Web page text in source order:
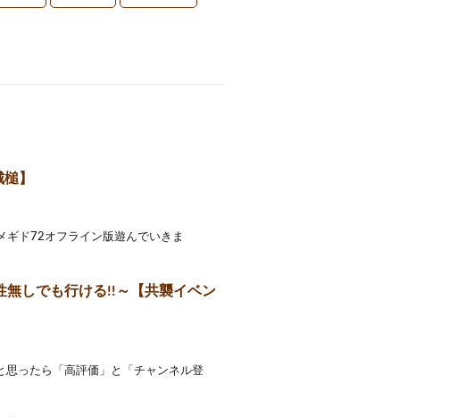
】
ギド72オフライン版遊んでいきま
無しでも行ける!!～【共襲イベン
思ったら「高評価」と「チャンネル登